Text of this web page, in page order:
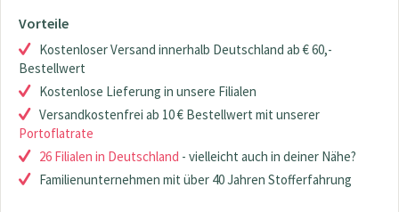
Vorteile
Kostenloser Versand innerhalb Deutschland ab € 60,-
Bestellwert
Kostenlose Lieferung in unsere Filialen
Versandkostenfrei ab 10 € Bestellwert mit unserer
Portoflatrate
26 Filialen in Deutschland - vielleicht auch in deiner Nähe?
Familienunternehmen mit über 40 Jahren Stofferfahrung